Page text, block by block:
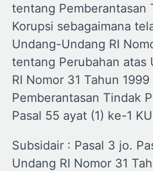
tentang Pemberantasan
Korupsi sebagaimana
Undang-Undang RI
tentang Perubahan atas
RI Nomor 31 Tahun
Pemberantasan Tindak
Pasal 55 ayat (1) ke-1
Subsidair : Pasal 3 jo.
Undang RI Nomor 31